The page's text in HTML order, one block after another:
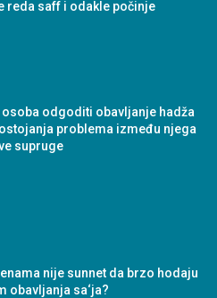
reda saff i odakle počinje
osoba odgoditi obavljanje hadža
problema između njega
supruge
nije sunnet da brzo hodaju
obavljanja sa‘ja?